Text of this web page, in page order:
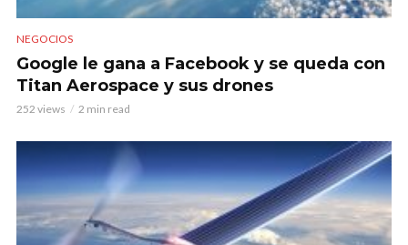
NEGOCIOS
Google le gana a Facebook y se queda con
Titan Aerospace y sus drones
252 views 2 min read